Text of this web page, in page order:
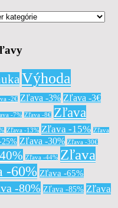
Výhoda
-2€ Zľava -3% Zľava -3€
-7% Zľava -8€ Zľava
Zľava -13% Zľava -15% Zľava
Zľava -30% Zľava -30€
Zľava -44% Zľava
-60% Zľava -65%
-80% Zľava -85% Zľava